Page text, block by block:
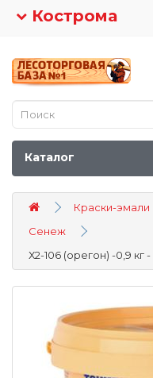
Кострома
Каталог
Краски-эмали
Сенеж
Х2-106 (орегон) -0,9